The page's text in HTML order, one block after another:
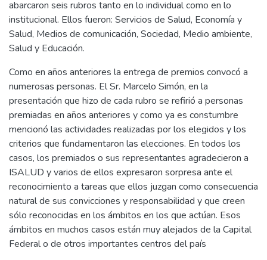
abarcaron seis rubros tanto en lo individual como en lo
institucional. Ellos fueron: Servicios de Salud, Economía y
Salud, Medios de comunicación, Sociedad, Medio ambiente,
Salud y Educación.
Como en años anteriores la entrega de premios convocó a
numerosas personas. El Sr. Marcelo Simón, en la
presentación que hizo de cada rubro se refirió a personas
premiadas en años anteriores y como ya es constumbre
mencionó las actividades realizadas por los elegidos y los
criterios que fundamentaron las elecciones. En todos los
casos, los premiados o sus representantes agradecieron a
ISALUD y varios de ellos expresaron sorpresa ante el
reconocimiento a tareas que ellos juzgan como consecuencia
natural de sus convicciones y responsabilidad y que creen
sólo reconocidas en los ámbitos en los que actúan. Esos
ámbitos en muchos casos están muy alejados de la Capital
Federal o de otros importantes centros del país